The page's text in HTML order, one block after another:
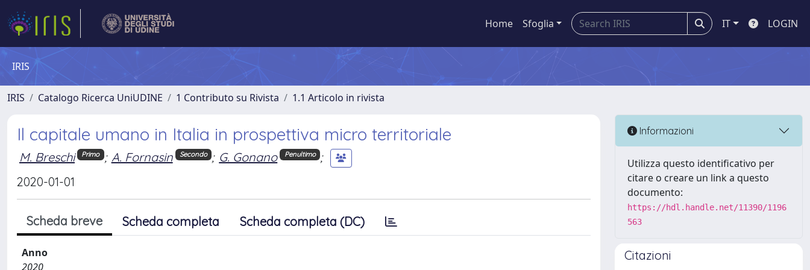
Home Sfoglia IT LOGIN
IRIS
IRIS Catalogo Ricerca UniUDINE 1 Contributo su Rivista 1.1 Articolo in rivista
Il capitale umano in Italia in prospettiva micro territoriale
M. Breschi Primo ; A. Fornasin Secondo ; G. Gonano Penultimo ;
2020-01-01
Scheda breve Scheda completa Scheda completa (DC)
Anno
2020
Informazioni
Utilizza questo identificativo per
citare o creare un link a questo
documento:
https://hdl.handle.net/11390/1196
563
Citazioni